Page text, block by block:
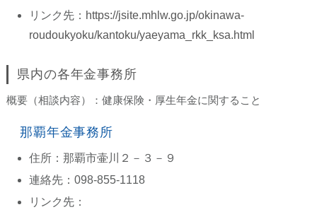
リンク先： https://jsite.mhlw.go.jp/okinawa-
roudoukyoku/kantoku/yaeyama_rkk_ksa.html
県内の各年金事務所
概要（相談内容）：健康保険・厚生年金に関すること
那覇年金事務所
住所：那覇市壷川２－３－９
連絡先：098-855-1118
リンク先：